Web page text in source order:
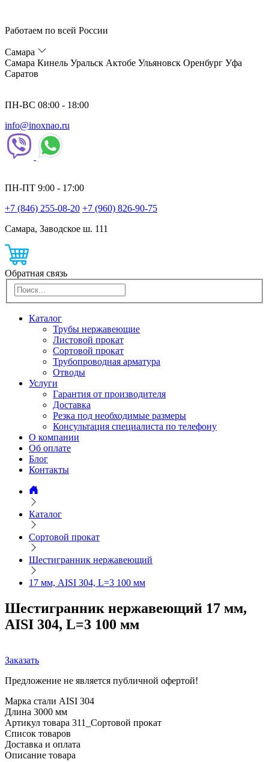
Работаем по всей России
Самара
Самара Кинель Уральск Актобе Ульяновск Оренбург Уфа
Саратов
ПН-ВС 08:00 - 18:00
info@inoxnao.ru
ПН-ПТ 9:00 - 17:00
+7 (846) 255-08-20 +7 (960) 826-90-75
Самара, Заводское ш. 111
Обратная связь
Каталог
Трубы нержавеющие
Листовой прокат
Сортовой прокат
Трубопроводная арматура
Отводы
Услуги
Гарантия от производителя
Доставка
Резка под необходимые размеры
Консультация специалиста по телефону
О компании
Об оплате
Блог
Контакты
Каталог
Сортовой прокат
Шестигранник нержавеющий
17 мм, AISI 304, L=3 100 мм
Шестигранник нержавеющий 17 мм,
AISI 304, L=3 100 мм
Заказать
Предложение не является публичной офертой!
Марка стали AISI 304
Длина 3000 мм
Артикул товара 311_Сортовой прокат
Список товаров
Доставка и оплата
Описание товара